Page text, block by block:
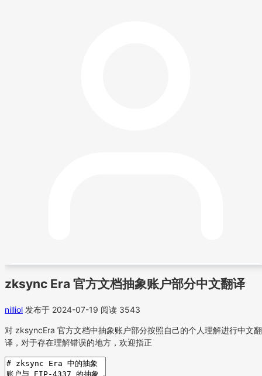
zksync Era 官方文档抽象账户部分中文翻译
nilliol 发布于 2024-07-19 阅读 3543
对 zksyncEra 官方文档中抽象账户部分按照自己的个人理解进行中文翻
译，对于存在理解错误的地方，欢迎指正